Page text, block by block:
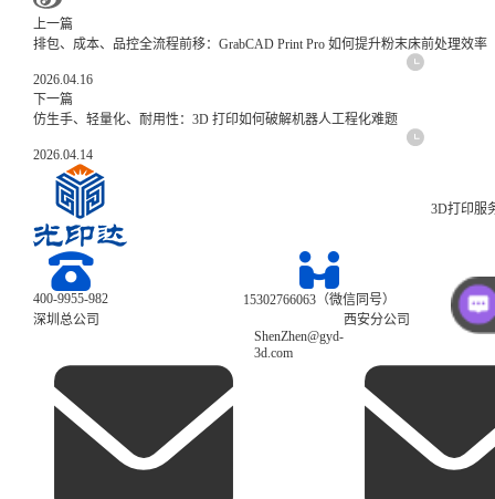
上一篇
排包、成本、品控全流程前移：GrabCAD Print Pro 如何提升粉末床前处理效率
2026.04.16
下一篇
仿生手、轻量化、耐用性：3D 打印如何破解机器人工程化难题
2026.04.14
3D打印服
400-9955-982
15302766063（微信同号）
深圳总公司
ShenZhen@gyd-
3d.com
西安分公司